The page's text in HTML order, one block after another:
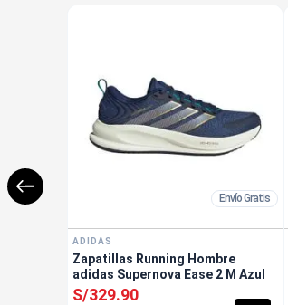
Envío Gratis
ADIDAS
Zapatillas Running Hombre
adidas Supernova Ease 2 M Azul
S/329.90